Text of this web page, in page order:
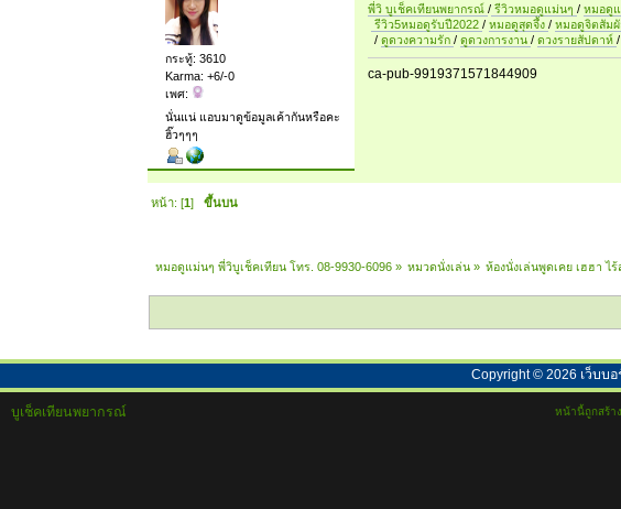
กระทู้: 3610
Karma: +6/-0
เพศ:
นั่นแน่ แอบมาดูข้อมูลเค้ากันหรือคะ
ฮิ๊วๆๆๆ
พี่วิ บูเช็คเทียนพยากรณ์/ รีวิวหมอดูแม่นๆ/หมอดู
รีวิว5หมอดูรับปี2022/หมอดูสุดจึ้ง/หมอดูจิตสัม
/ดูดวงความรัก/ดูดวงการงาน/ดวงรายสัปดาห์
ca-pub-9919371571844909
หน้า: [1] ขึ้นบน
หมอดูแม่นๆ พี่วิบูเช็คเทียน โทร. 08-9930-6096» หมวดนั่งเล่น» ห้องนั่งเล่นพูดเคย เฮฮา ไ
Copyright © 2026 เว็บบ
บูเช็คเทียนพยากรณ์ หน้านี้ถูกสร้า